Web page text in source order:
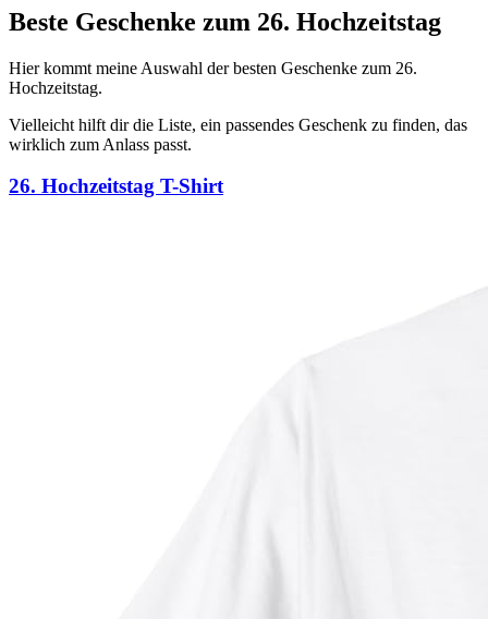
Beste Geschenke zum 26. Hochzeitstag
Hier kommt meine Auswahl der besten Geschenke zum 26.
Hochzeitstag.
Vielleicht hilft dir die Liste, ein passendes Geschenk zu finden, das
wirklich zum Anlass passt.
26. Hochzeitstag T-Shirt